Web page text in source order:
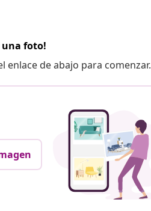
una foto!
enlace de abajo para comenzar.